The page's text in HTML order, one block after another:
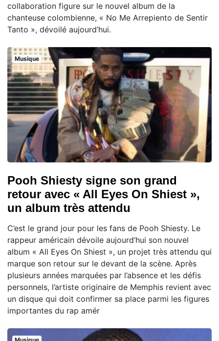
collaboration figure sur le nouvel album de la
chanteuse colombienne, « No Me Arrepiento de Sentir
Tanto », dévoilé aujourd’hui.
Musique
Pooh Shiesty signe son grand
retour avec « All Eyes On Shiest »,
un album très attendu
C’est le grand jour pour les fans de Pooh Shiesty. Le
rappeur américain dévoile aujourd’hui son nouvel
album « All Eyes On Shiest », un projet très attendu qui
marque son retour sur le devant de la scène. Après
plusieurs années marquées par l’absence et les défis
personnels, l’artiste originaire de Memphis revient avec
un disque qui doit confirmer sa place parmi les figures
importantes du rap amér